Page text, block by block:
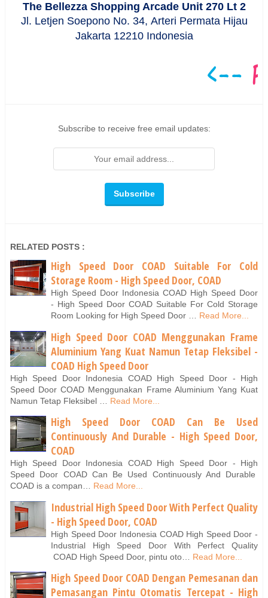
The Bellezza Shopping Arcade Unit 270 Lt 2
Jl. Letjen Soepono No. 34, Arteri Permata Hijau
Jakarta 12210 Indonesia
Subscribe to receive free email updates:
RELATED POSTS :
High Speed Door COAD Suitable For Cold
Storage Room - High Speed Door, COAD
High Speed Door Indonesia COAD High Speed Door
- High Speed Door COAD Suitable For Cold Storage
Room Looking for High Speed Door …
Read More...
High Speed Door COAD Menggunakan Frame
Aluminium Yang Kuat Namun Tetap Fleksibel -
COAD High Speed Door
High Speed Door Indonesia COAD High Speed Door - High
Speed Door COAD Menggunakan Frame Aluminium Yang Kuat
Namun Tetap Fleksibel …
Read More...
High Speed Door COAD Can Be Used
Continuously And Durable - High Speed Door,
COAD
High Speed Door Indonesia COAD High Speed Door - High
Speed Door COAD Can Be Used Continuously And Durable
COAD is a compan…
Read More...
Industrial High Speed Door With Perfect Quality
- High Speed Door, COAD
High Speed Door Indonesia COAD High Speed Door -
Industrial High Speed Door With Perfect Quality
COAD High Speed Door, pintu oto…
Read More...
High Speed Door COAD Dengan Pemesanan dan
Pemasangan Pintu Otomatis Tercepat - High